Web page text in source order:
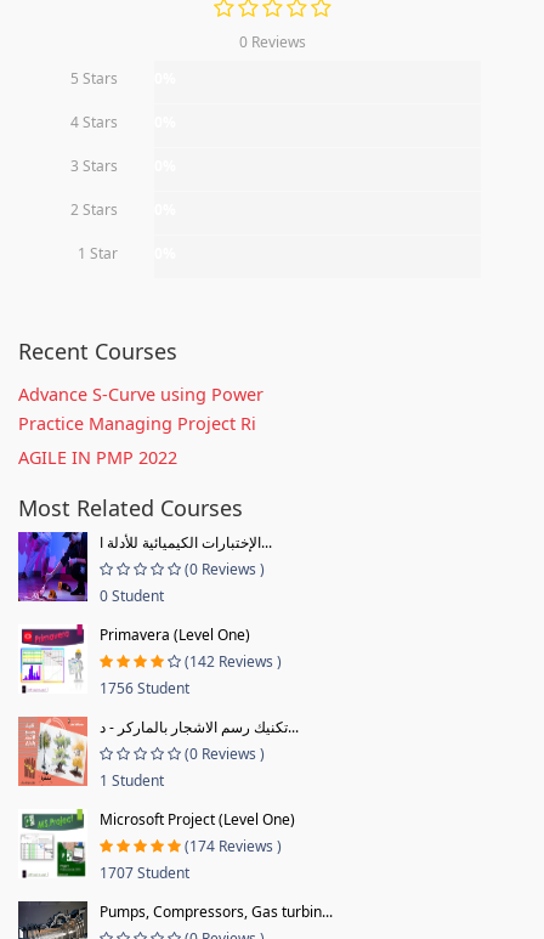
0 Reviews
5 Stars
4 Stars
3 Stars
2 Stars
1 Star
Recent Courses
Advance S-Curve using Power
Practice Managing Project Ri
AGILE IN PMP 2022
Most Related Courses
الإختبارات الكيميائية للأدلة ا...
(0 Reviews )
0 Student
Primavera (Level One)
(142 Reviews )
1756 Student
تكنيك رسم الاشجار بالماركر - د...
(0 Reviews )
1 Student
Microsoft Project (Level One)
(174 Reviews )
1707 Student
Pumps, Compressors, Gas turbin...